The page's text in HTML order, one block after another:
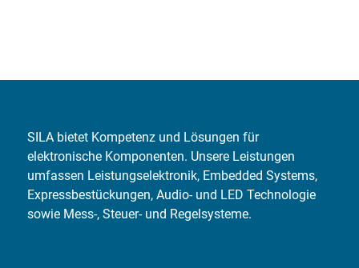
SILA bietet Kompetenz und Lösungen für
elektronische Komponenten. Unsere Leistungen
umfassen Leistungselektronik, Embedded Systems,
Expressbestückungen, Audio- und LED Technologie
sowie Mess-, Steuer- und Regelsysteme.